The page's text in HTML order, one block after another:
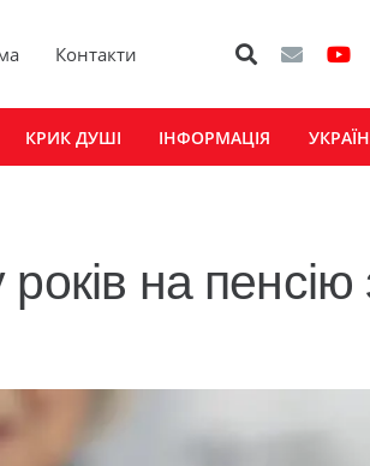
Контакти
КРИК ДУШІ ІНФОРМАЦІЯ
на пенсію